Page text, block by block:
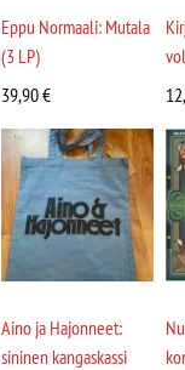
Eppu Normaali: Mutala
(3 LP)
39,90€
Aino ja Hajonneet:
sininen kangaskassi